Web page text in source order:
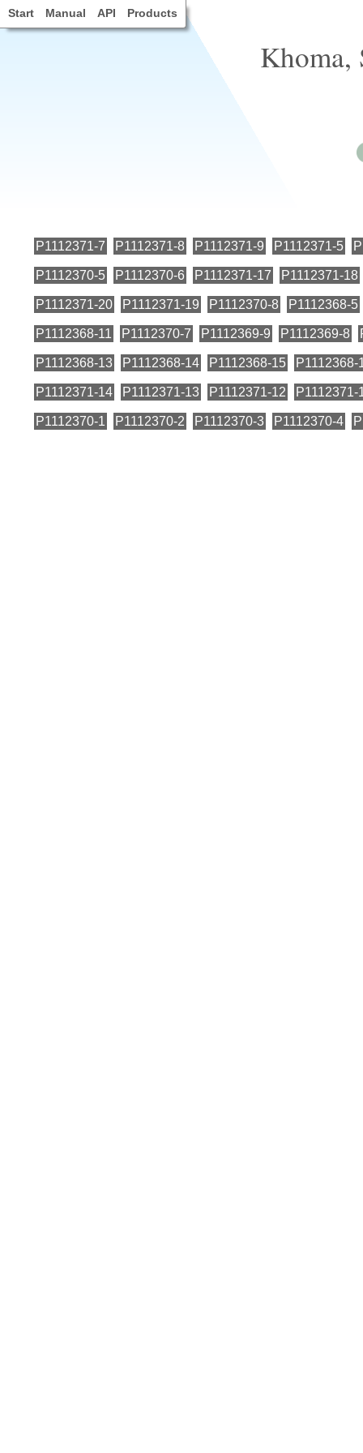
Start Manual API Products
Khoma,
P1112371-7 P1112371-8 P1112371-9 P1112371-5
P1112370-5 P1112370-6 P1112371-17 P1112371-18
P1112371-20 P1112371-19 P1112370-8 P1112368-5
P1112368-11 P1112370-7 P1112369-9 P1112369-8
P1112368-13 P1112368-14 P1112368-15 P1112368-
P1112371-14 P1112371-13 P1112371-12 P1112371-
P1112370-1 P1112370-2 P1112370-3 P1112370-4